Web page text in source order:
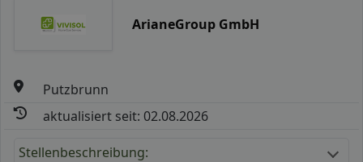
ArianeGroup GmbH
Putzbrunn
aktualisiert seit: 02.08.2026
Stellenbeschreibung: